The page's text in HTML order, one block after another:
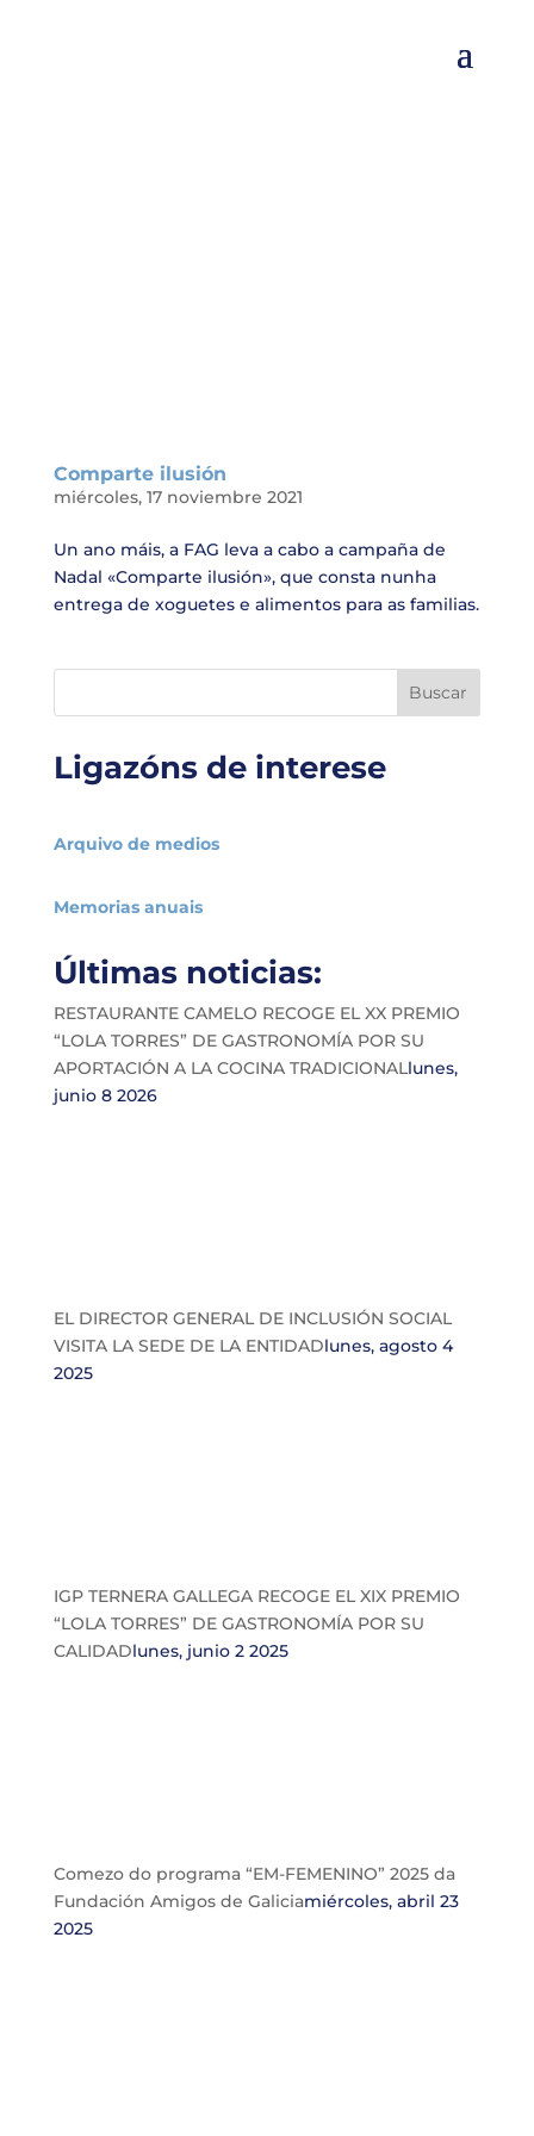
Comparte ilusión
miércoles, 17 noviembre 2021
Un ano máis, a FAG leva a cabo a campaña de
Nadal «Comparte ilusión», que consta nunha
entrega de xoguetes e alimentos para as familias.
Buscar
Ligazóns de interese
Arquivo de medios
Memorias anuais
Últimas noticias:
RESTAURANTE CAMELO RECOGE EL XX PREMIO
“LOLA TORRES” DE GASTRONOMÍA POR SU
APORTACIÓN A LA COCINA TRADICIONALlunes,
junio 8 2026
EL DIRECTOR GENERAL DE INCLUSIÓN SOCIAL
VISITA LA SEDE DE LA ENTIDADlunes, agosto 4
2025
IGP TERNERA GALLEGA RECOGE EL XIX PREMIO
“LOLA TORRES” DE GASTRONOMÍA POR SU
CALIDADlunes, junio 2 2025
Comezo do programa “EM-FEMENINO” 2025 da
Fundación Amigos de Galiciamiércoles, abril 23
2025